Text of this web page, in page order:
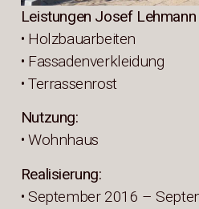
Leistungen Josef
• Holzbauarbeiten
• Fassadenverkleidung
• Terrassenrost
Nutzung:
• Wohnhaus
Realisierung:
• September 2016 –